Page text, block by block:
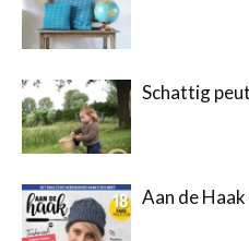
Schattig
Aan de